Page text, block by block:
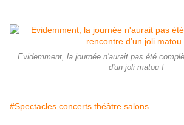
Evidemment, la journée n'aurait pas été
d'un joli matou !
#Spectacles concerts théâtre salons